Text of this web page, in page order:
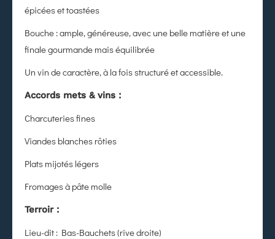
épicées et toastées
Bouche : ample, généreuse, avec une belle matière et une
finale gourmande mais équilibrée
Un vin de caractère, à la fois structuré et accessible.
Accords mets & vins :
Charcuteries fines
Viandes blanches rôties
Plats mijotés légers
Fromages à pâte molle
Terroir :
Lieu-dit : Bas-Bauchets (rive droite)